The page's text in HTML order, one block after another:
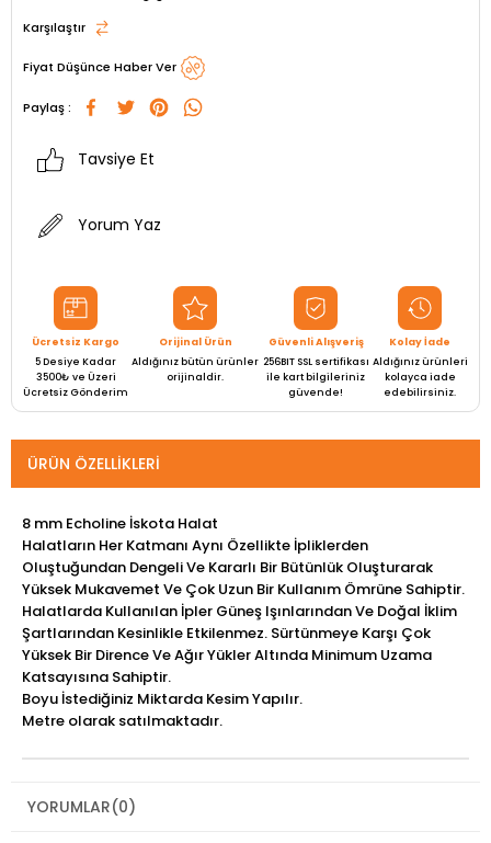
Karşılaştır
Fiyat Düşünce Haber Ver
Paylaş :
Tavsiye Et
Yorum Yaz
Ücretsiz Kargo
5 Desiye Kadar
3500₺ ve Üzeri
Ücretsiz Gönderim
Orijinal Ürün
Aldığınız bütün ürünler
orijinaldir.
Güvenli Alışveriş
256BIT SSL sertifikası
ile kart bilgileriniz
güvende!
Kolay İade
Aldığınız ürünleri
kolayca iade
edebilirsiniz.
ÜRÜN ÖZELLIKLERI
8 mm Echoline İskota Halat
Halatların Her Katmanı Aynı Özellikte İpliklerden
Oluştuğundan Dengeli Ve Kararlı Bir Bütünlük Oluşturarak
Yüksek Mukavemet Ve Çok Uzun Bir Kullanım Ömrüne Sahiptir.
Halatlarda Kullanılan İpler Güneş Işınlarından Ve Doğal İklim
Şartlarından Kesinlikle Etkilenmez. Sürtünmeye Karşı Çok
Yüksek Bir Dirence Ve Ağır Yükler Altında Minimum Uzama
Katsayısına Sahiptir.
Boyu İstediğiniz Miktarda Kesim Yapılır.
Metre olarak satılmaktadır.
YORUMLAR(0)